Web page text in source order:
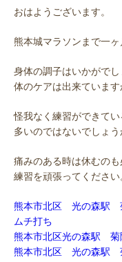
おはようございます。
熊本城マラソンまで一ヶ
身体の調子はいかがでし
体のケアは出来ています
怪我なく練習ができて
多いのではないでしょう
痛みのある時は休むの
練習を頑張ってください
熊本市北区 光の森駅
ムチ打ち
熊本市北区光の森駅
熊本市北区 光の森